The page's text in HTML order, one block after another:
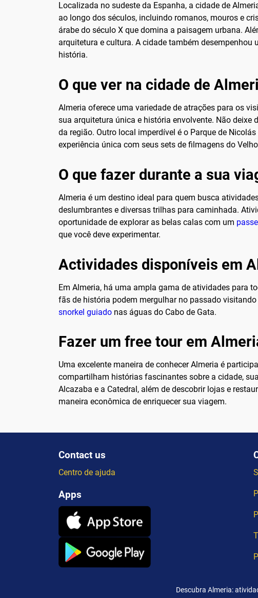
Localizada no sudeste da Espanha, a cidade de
ao longo dos séculos, incluindo romanos, mouros e
árabe do século X que domina a paisagem urbana.
arquitetura e cultura. A cidade também
história.
O que ver na cidade de
Almeria oferece uma variedade de atrações para os
sua arquitetura única e história envolvente. Não
da região. Outro local imperdível é o Parque de
experiência única com seus sets de filmagens do
O que fazer durante a sua
Almeria é um destino ideal para quem busca
deslumbrantes e diversas trilhas para caminhada.
oportunidade de explorar as belas calas com um
que você deve experimentar.
Actividades disponíveis em
Em Almeria, há uma ampla gama de atividades para
fãs de história podem mergulhar no passado
snorkel guiado nas águas do Cabo de Gata.
Fazer um free tour em
Uma excelente maneira de conhecer Almeria é
compartilham histórias fascinantes sobre a cidade,
Alcazaba e a Catedral, além de descobrir lojas e
maneira econômica de enriquecer sua viagem.
Contact us
Centro de ajuda
Apps
Descubra Almeria: